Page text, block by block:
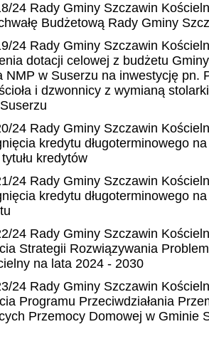
24 Rady Gminy Szczawin
Budżetową Rady Gminy
24 Rady Gminy Szczawin
dotacji celowej z budżetu
NMP w Suserzu na inwestycję pn.
i dzwonnicy z wymianą
24 Rady Gminy Szczawin
kredytu długoterminowego
kredytów
24 Rady Gminy Szczawin
kredytu długoterminowego
24 Rady Gminy Szczawin
Strategii Rozwiązywania
na lata 2024 - 2030
24 Rady Gminy Szczawin
Programu Przeciwdziałania
Przemocy Domowej w Gminie